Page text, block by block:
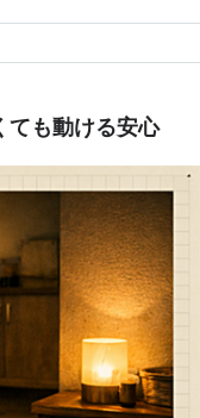
ても動ける安心